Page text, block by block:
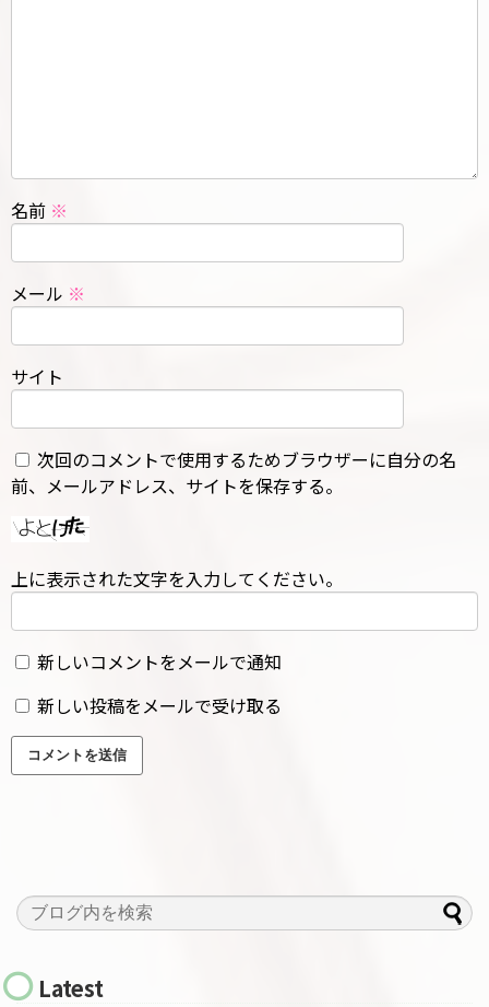
名前 ※
メール ※
サイト
次回のコメントで使用するためブラウザーに自分の名
前、メールアドレス、サイトを保存する。
上に表示された文字を入力してください。
新しいコメントをメールで通知
新しい投稿をメールで受け取る
Latest